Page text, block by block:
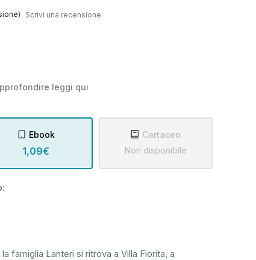
Scrivi una recensione
leggi qui
Ebook
1,09€
Cartaceo
Non disponibile
famiglia Lanteri si ritrova a Villa Fiorita, a